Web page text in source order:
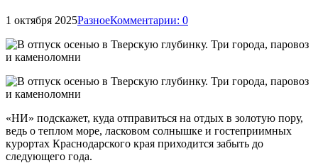
1 октября 2025РазноеКомментарии: 0
«НИ» подскажет, куда отправиться на отдых в золотую пору,
ведь о теплом море, ласковом солнышке и гостеприимных
курортах Краснодарского края приходится забыть до
следующего года.